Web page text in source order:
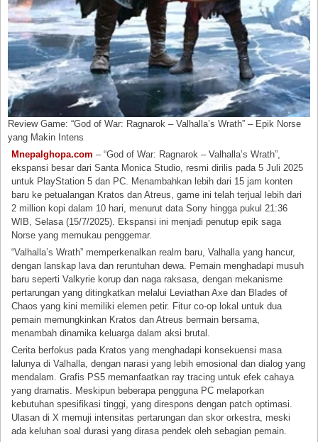
Review Game: “God of War: Ragnarok – Valhalla’s Wrath” – Epik Norse
yang Makin Intens
Mnepalghopa.com – “God of War: Ragnarok – Valhalla’s Wrath”,
ekspansi besar dari Santa Monica Studio, resmi dirilis pada 5 Juli 2025
untuk PlayStation 5 dan PC. Menambahkan lebih dari 15 jam konten
baru ke petualangan Kratos dan Atreus, game ini telah terjual lebih dari
2 million kopi dalam 10 hari, menurut data Sony hingga pukul 21:36
WIB, Selasa (15/7/2025). Ekspansi ini menjadi penutup epik saga
Norse yang memukau penggemar.
“Valhalla’s Wrath” memperkenalkan realm baru, Valhalla yang hancur,
dengan lanskap lava dan reruntuhan dewa. Pemain menghadapi musuh
baru seperti Valkyrie korup dan naga raksasa, dengan mekanisme
pertarungan yang ditingkatkan melalui Leviathan Axe dan Blades of
Chaos yang kini memiliki elemen petir. Fitur co-op lokal untuk dua
pemain memungkinkan Kratos dan Atreus bermain bersama,
menambah dinamika keluarga dalam aksi brutal.
Cerita berfokus pada Kratos yang menghadapi konsekuensi masa
lalunya di Valhalla, dengan narasi yang lebih emosional dan dialog yang
mendalam. Grafis PS5 memanfaatkan ray tracing untuk efek cahaya
yang dramatis. Meskipun beberapa pengguna PC melaporkan
kebutuhan spesifikasi tinggi, yang direspons dengan patch optimasi.
Ulasan di X memuji intensitas pertarungan dan skor orkestra, meski
ada keluhan soal durasi yang dirasa pendek oleh sebagian pemain.